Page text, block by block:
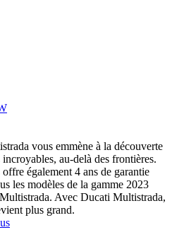
vous emmène à la découverte
incroyables, au-delà des frontières.
également 4 ans de garantie
les modèles de la gamme 2023
Avec Ducati Multistrada,
plus grand.